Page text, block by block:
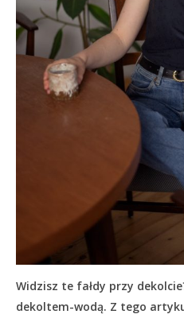
Widzisz te fałdy przy
dekoltem-wodą. Z tego